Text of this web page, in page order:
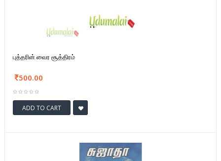
புத்தரின் வைர சூத்திரம்
500.00
ADD TO CART